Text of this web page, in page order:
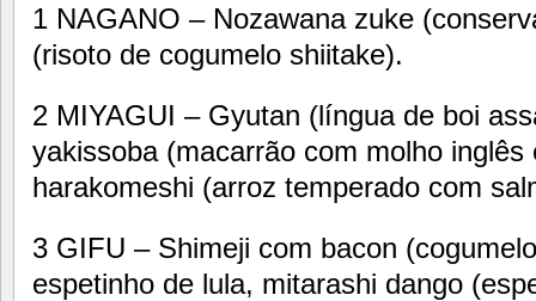
1 NAGANO – Nozawana zuke
(risoto de cogumelo shiitake).
2 MIYAGUI – Gyutan (língua de boi
yakissoba (macarrão com molho
harakomeshi (arroz temperado com
3 GIFU – Shimeji com bacon
espetinho de lula, mitarashi dango